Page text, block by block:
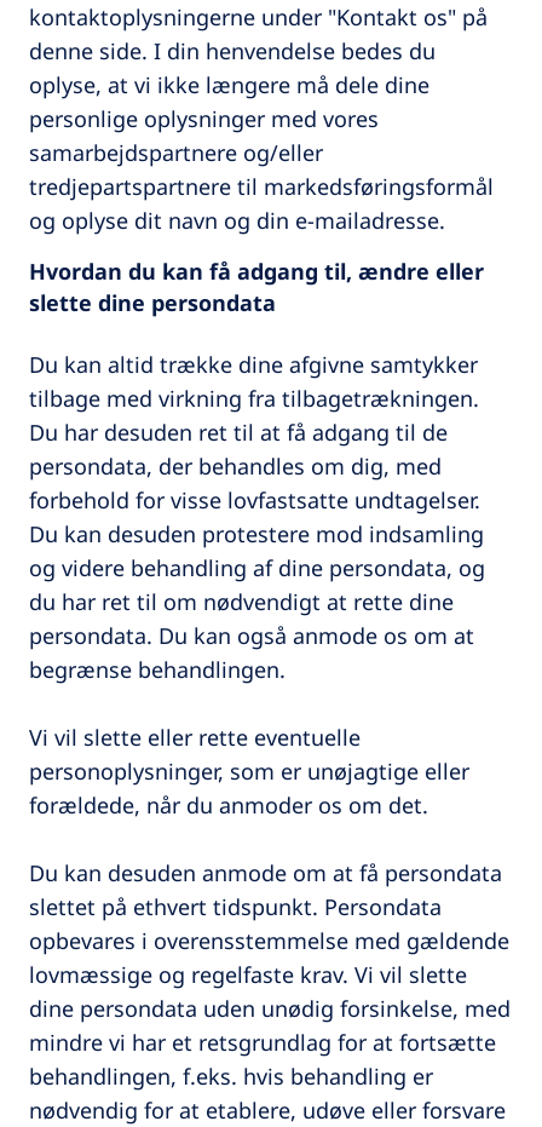
kontaktoplysningerne under "Kontakt os" på
denne side. I din henvendelse bedes du
oplyse, at vi ikke længere må dele dine
personlige oplysninger med vores
samarbejdspartnere og/eller
tredjepartspartnere til markedsføringsformål
og oplyse dit navn og din e-mailadresse.
Hvordan du kan få adgang til, ændre eller
slette dine persondata
Du kan altid trække dine afgivne samtykker
tilbage med virkning fra tilbagetrækningen.
Du har desuden ret til at få adgang til de
persondata, der behandles om dig, med
forbehold for visse lovfastsatte undtagelser.
Du kan desuden protestere mod indsamling
og videre behandling af dine persondata, og
du har ret til om nødvendigt at rette dine
persondata. Du kan også anmode os om at
begrænse behandlingen.
Vi vil slette eller rette eventuelle
personoplysninger, som er unøjagtige eller
forældede, når du anmoder os om det.
Du kan desuden anmode om at få persondata
slettet på ethvert tidspunkt. Persondata
opbevares i overensstemmelse med gældende
lovmæssige og regelfaste krav. Vi vil slette
dine persondata uden unødig forsinkelse, med
mindre vi har et retsgrundlag for at fortsætte
behandlingen, f.eks. hvis behandling er
nødvendig for at etablere, udøve eller forsvare